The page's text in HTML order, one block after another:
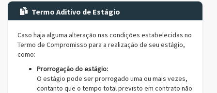
Termo Aditivo de Estágio
Caso haja alguma alteração nas condições estabelecidas no
Termo de Compromisso para a realização de seu estágio,
como:
Prorrogação do estágio:
O estágio pode ser prorrogado uma ou mais vezes,
contanto que o tempo total previsto em contrato não